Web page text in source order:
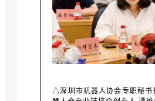
△深圳市机器人协会专职秘书